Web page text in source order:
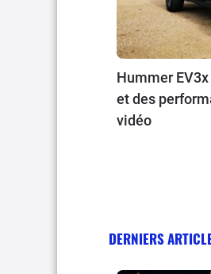
Hummer
et des
vidéo
DERNIERS